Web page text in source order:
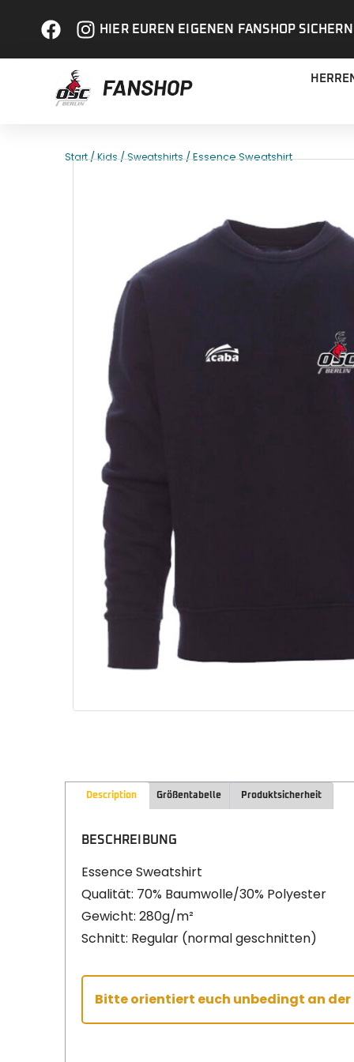
HIER EUREN EIGENEN FANSHOP
Start/Kids/Sweatshirts/ Essence Sweatshirt
Description Größentabelle Produktsicherheit
BESCHREIBUNG
Essence Sweatshirt
Qualität: 70% Baumwolle/30% Polyester
Gewicht: 280g/m²
Schnitt: Regular (normal geschnitten)
Bitte orientiert euch unbedingt an